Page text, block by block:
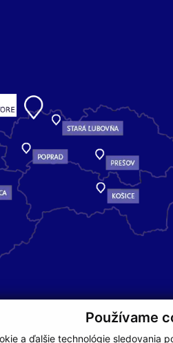
Používame
a ďalšie technológie sledovania